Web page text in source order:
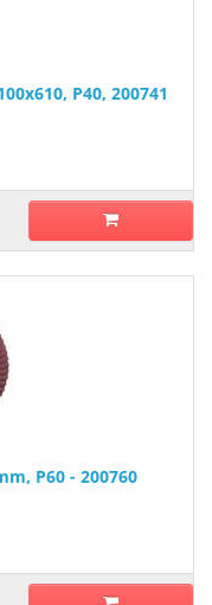
P40, 200741
P60 - 200760